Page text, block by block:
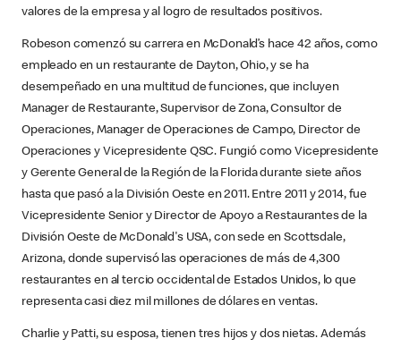
valores de la empresa y al logro de resultados positivos.
Robeson comenzó su carrera en McDonald’s hace 42 años, como
empleado en un restaurante de Dayton, Ohio, y se ha
desempeñado en una multitud de funciones, que incluyen
Manager de Restaurante, Supervisor de Zona, Consultor de
Operaciones, Manager de Operaciones de Campo, Director de
Operaciones y Vicepresidente QSC. Fungió como Vicepresidente
y Gerente General de la Región de la Florida durante siete años
hasta que pasó a la División Oeste en 2011. Entre 2011 y 2014, fue
Vicepresidente Senior y Director de Apoyo a Restaurantes de la
División Oeste de McDonald's USA, con sede en Scottsdale,
Arizona, donde supervisó las operaciones de más de 4,300
restaurantes en al tercio occidental de Estados Unidos, lo que
representa casi diez mil millones de dólares en ventas.
Charlie y Patti, su esposa, tienen tres hijos y dos nietas. Además